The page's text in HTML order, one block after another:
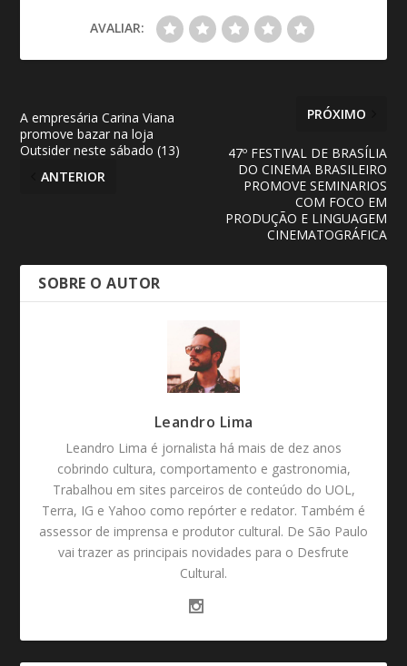
AVALIAR:
A empresária Carina Viana
promove bazar na loja
Outsider neste sábado (13)
ANTERIOR
PRÓXIMO
47º FESTIVAL DE BRASÍLIA
DO CINEMA BRASILEIRO
PROMOVE SEMINARIOS
COM FOCO EM
PRODUÇÃO E LINGUAGEM
CINEMATOGRÁFICA
SOBRE O AUTOR
Leandro Lima
Leandro Lima é jornalista há mais de dez anos
cobrindo cultura, comportamento e gastronomia,
Trabalhou em sites parceiros de conteúdo do UOL,
Terra, IG e Yahoo como repórter e redator. Também é
assessor de imprensa e produtor cultural. De São Paulo
vai trazer as principais novidades para o Desfrute
Cultural.